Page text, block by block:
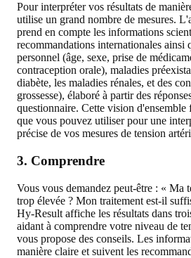
Pour interpréter vos résultats de
utilise un grand nombre de mesures.
prend en compte les informations
recommandations internationales ainsi
personnel (âge, sexe, prise de
contraception orale), maladies
diabète, les maladies rénales, et des
grossesse), élaboré à partir des
questionnaire. Cette vision
que vous pouvez utiliser pour une
précise de vos mesures de tension
3. Comprendre
Vous vous demandez peut-être : « Ma
trop élevée ? Mon traitement est-il
Hy-Result affiche les résultats dans
aidant à comprendre votre niveau de
vous propose des conseils. Les
manière claire et suivent les